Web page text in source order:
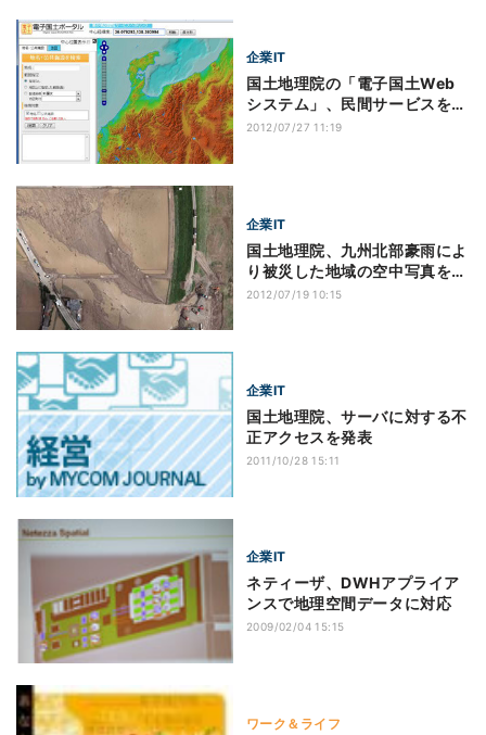
企業IT
国土地理院の「電子国土Web
システム」、民間サービスを参
考に機能を改良
2012/07/27 11:19
企業IT
国土地理院、九州北部豪雨によ
り被災した地域の空中写真を公
開
2012/07/19 10:15
企業IT
国土地理院、サーバに対する不
正アクセスを発表
2011/10/28 15:11
企業IT
ネティーザ、DWHアプライア
ンスで地理空間データに対応
2009/02/04 15:15
ワーク＆ライフ